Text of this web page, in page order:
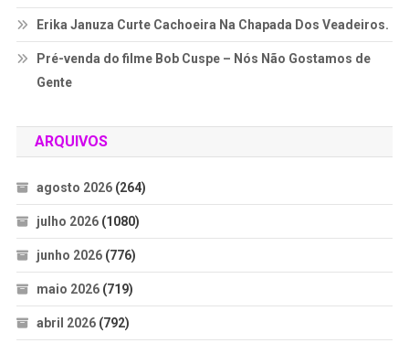
Erika Januza Curte Cachoeira Na Chapada Dos Veadeiros.
Pré-venda do filme Bob Cuspe – Nós Não Gostamos de
Gente
ARQUIVOS
agosto 2026(264)
julho 2026(1080)
junho 2026(776)
maio 2026(719)
abril 2026(792)